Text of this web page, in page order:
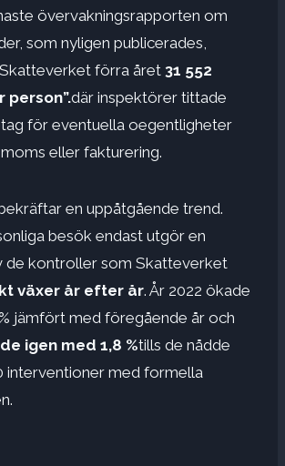
övervakningsrapporten om
som nyligen publicerades,
förra året 31 552
person”.där inspektörer tittade
för eventuella oegentligheter
eller fakturering.
en uppåtgående trend.
besök endast utgör en
de kontroller som Skatteverket
växer år efter år. År 2022 ökade
jämfört med föregående år och
igen med 1,8 %tills de nådde
interventioner med formella